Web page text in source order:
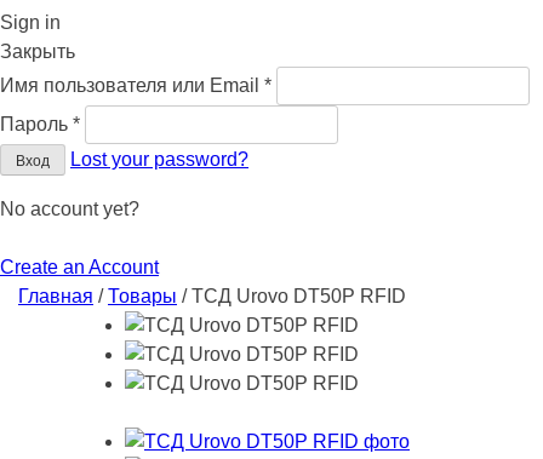
Sign in
Закрыть
Имя пользователя или Email *Обязательно
Пароль *Обязательно
Вход Lost your password?
No account yet?
Create an Account
Главная /Товары /ТСД Urovo DT50P RFID